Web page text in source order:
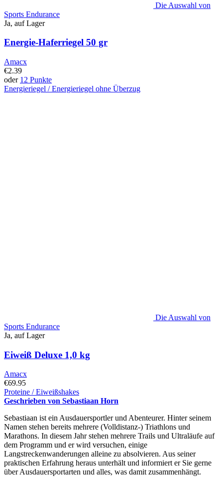
Die Auswahl von
Sports Endurance
Ja, auf Lager
Energie-Haferriegel 50 gr
Amacx
€2.39
oder 12 Punkte
Energieriegel / Energieriegel ohne Überzug
Die Auswahl von
Sports Endurance
Ja, auf Lager
Eiweiß Deluxe 1,0 kg
Amacx
€69.95
Proteine / Eiweißshakes
Dieses
hat
mehrere
Varianten.
Diese
Option
kann
auf
Geschrieben von Sebastiaan Horn
Sebastiaan ist ein Ausdauersportler und Abenteurer. Hinter seinem
Namen stehen bereits mehrere (Volldistanz-) Triathlons und
Marathons. In diesem Jahr stehen mehrere Trails und Ultraläufe auf
dem Programm und er wird versuchen, einige
Langstreckenwanderungen alleine zu absolvieren. Aus seiner
praktischen Erfahrung heraus unterhält und informiert er Sie gerne
über Ausdauersportarten und alles, was damit zusammenhängt.